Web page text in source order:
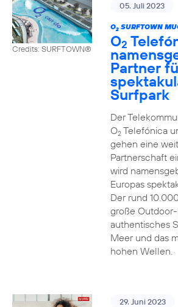
Credits: SURFTOWN®
05. Juli 2023
O2SURFTOWN
O2
Partner
Surfpark
Der
O2Telefónica
gehen eine
Partnerschaft
wird
Europas
Der rund
große
authentisches
Meer und das
hohen Wellen.
29. Juni 2023